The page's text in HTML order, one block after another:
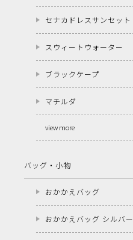
セナカドレスサンセット
スウィートウォーター
ブラックケープ
マチルダ
view more
バッグ・小物
おかかえバッグ
おかかえバッグ シルバー